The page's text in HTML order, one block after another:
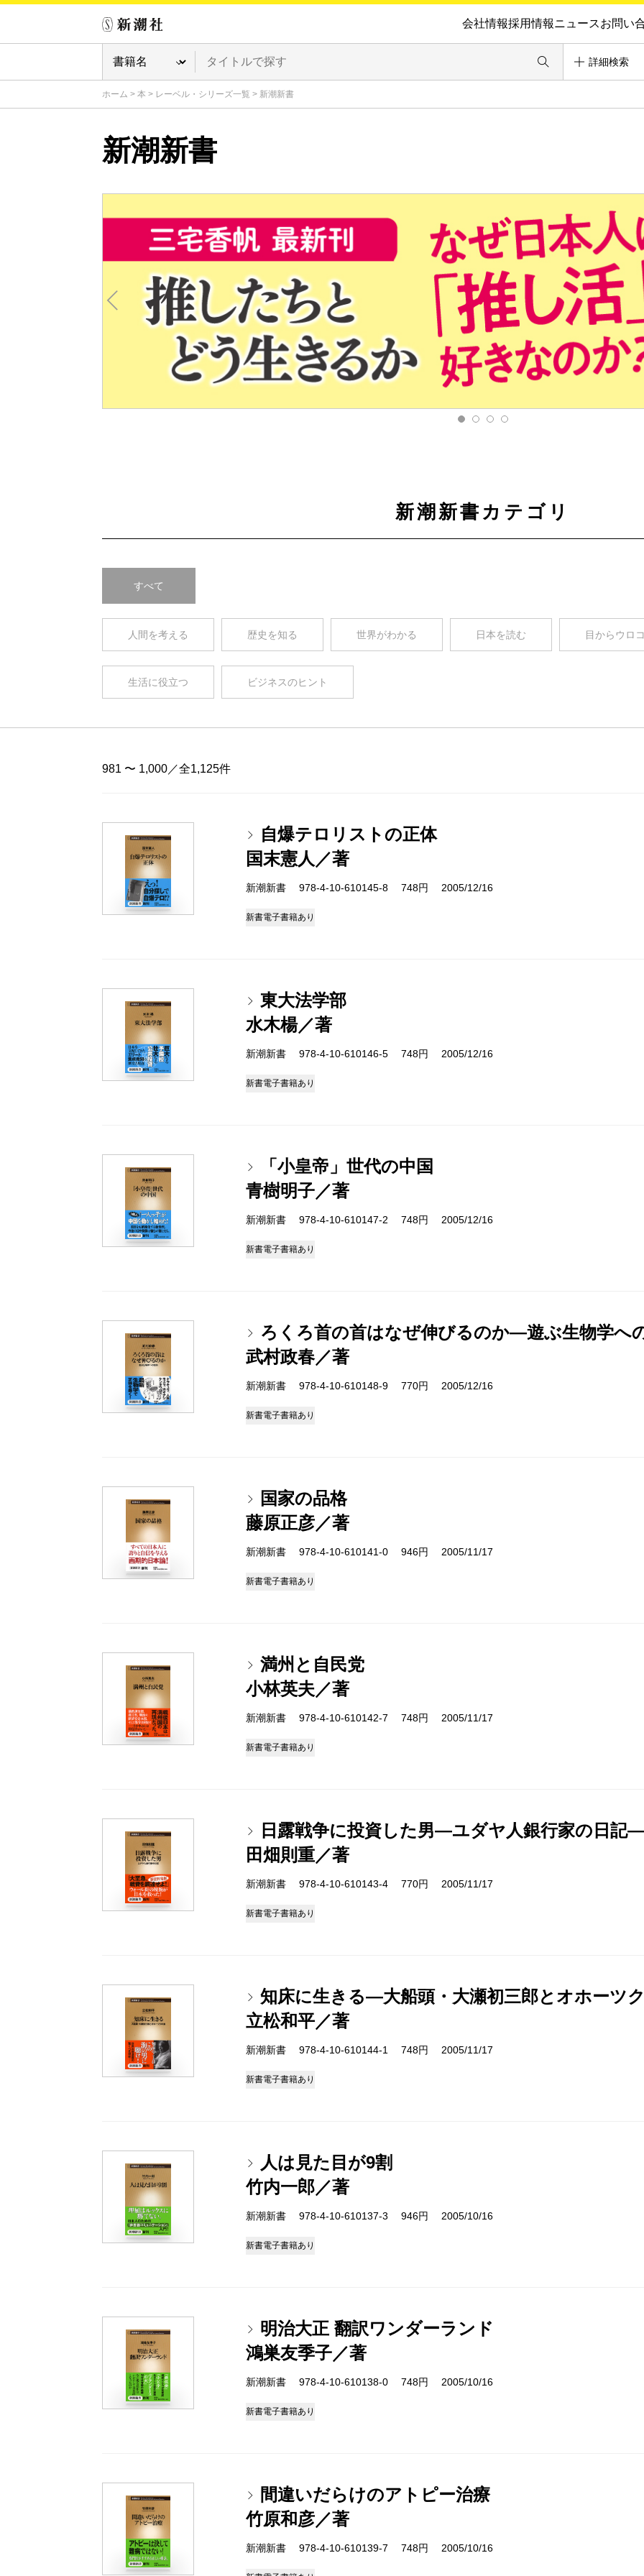
会社情報採用情報ニュースお問い
詳細検索
ホーム > 本 > レーベル・シリーズ一覧 > 新潮新書
新潮新書
新潮新書カテゴリ
すべて
人間を考える 歴史を知る 世界がわかる 日本を読む 目からウロ
生活に役立つ ビジネスのヒント
981 〜 1,000／全1,125件
自爆テロリストの正体
国末憲人／著
新潮新書 978-4-10-610145-8 748円 2005/12/16
新書電子書籍あり
東大法学部
水木楊／著
新潮新書 978-4-10-610146-5 748円 2005/12/16
新書電子書籍あり
「小皇帝」世代の中国
青樹明子／著
新潮新書 978-4-10-610147-2 748円 2005/12/16
新書電子書籍あり
ろくろ首の首はなぜ伸びるのか―遊ぶ生物学へ
武村政春／著
新潮新書 978-4-10-610148-9 770円 2005/12/16
新書電子書籍あり
国家の品格
藤原正彦／著
新潮新書 978-4-10-610141-0 946円 2005/11/17
新書電子書籍あり
満州と自民党
小林英夫／著
新潮新書 978-4-10-610142-7 748円 2005/11/17
新書電子書籍あり
日露戦争に投資した男―ユダヤ人銀行家の日記―
田畑則重／著
新潮新書 978-4-10-610143-4 770円 2005/11/17
新書電子書籍あり
知床に生きる―大船頭・大瀬初三郎とオホーツ
立松和平／著
新潮新書 978-4-10-610144-1 748円 2005/11/17
新書電子書籍あり
人は見た目が9割
竹内一郎／著
新潮新書 978-4-10-610137-3 946円 2005/10/16
新書電子書籍あり
明治大正 翻訳ワンダーランド
鴻巣友季子／著
新潮新書 978-4-10-610138-0 748円 2005/10/16
新書電子書籍あり
間違いだらけのアトピー治療
竹原和彦／著
新潮新書 978-4-10-610139-7 748円 2005/10/16